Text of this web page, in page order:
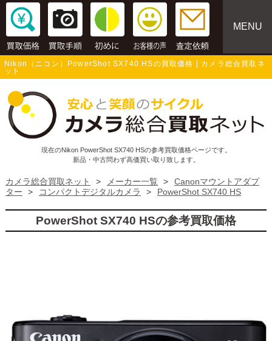
MENU
Nikon（ニコン）PowerShot SX740 HSの買取価格 | カメラ総合買取ネ
ット
現在のNikon PowerShot SX740 HSの参考買取価格ページです。
新品・中古問わず高価買い取り致します。
カメラ総合買取ネット > メーカー一覧 >
Canonマウントアダプ
ター
> コンパクトデジタルカメラ > PowerShot SX740 HS
PowerShot SX740 HSの参考買取価格